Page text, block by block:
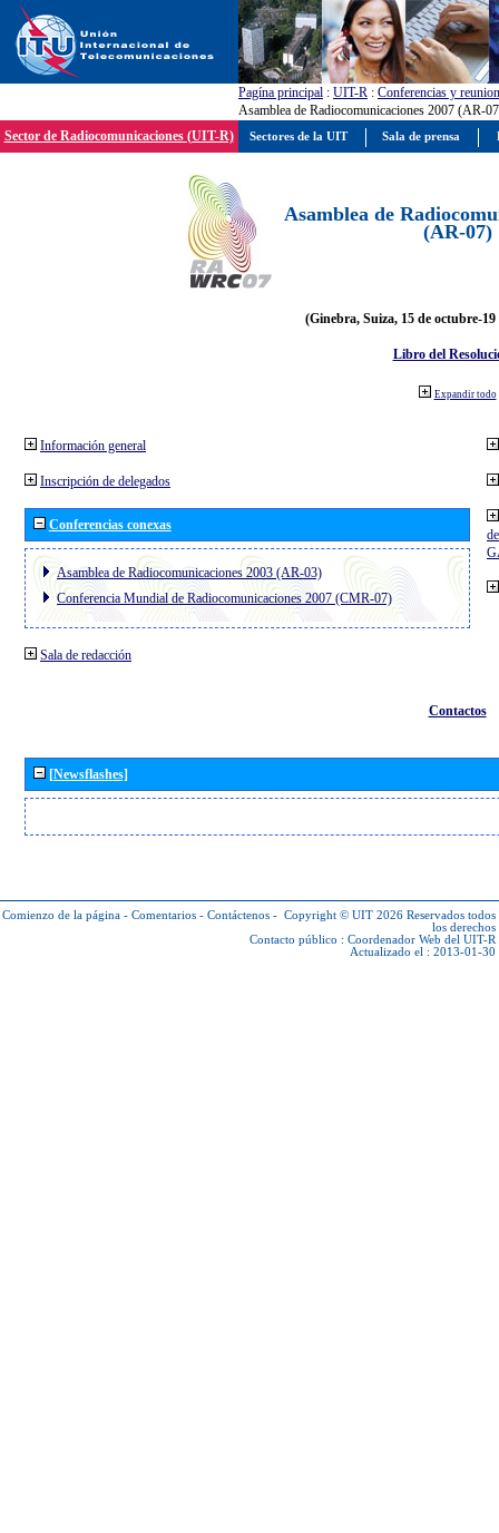
Pagína principal : UIT-R : Conferencias y
Asamblea de Radiocomunicaciones 2007 (AR-
Sector de Radiocomunicaciones (UIT-R)
Asamblea de
(AR-07)
(Ginebra, Suiza, 15 de octubre-19
Libro del
Expandir todo
Información general
Inscripción de delegados
Conferencias conexas
Asamblea de Radiocomunicaciones 2003 (AR-03)
Conferencia Mundial de Radiocomunicaciones 2007 (CMR-07)
Sala de redacción
Contactos
[Newsflashes]
Comienzo de la página - Comentarios - Contáctenos - Copyright © UIT 2026 Reservados todos
los derechos
Contacto público : Coordenador Web del UIT-R
Actualizado el : 2013-01-30
Sectores de la UIT Sala de prensa